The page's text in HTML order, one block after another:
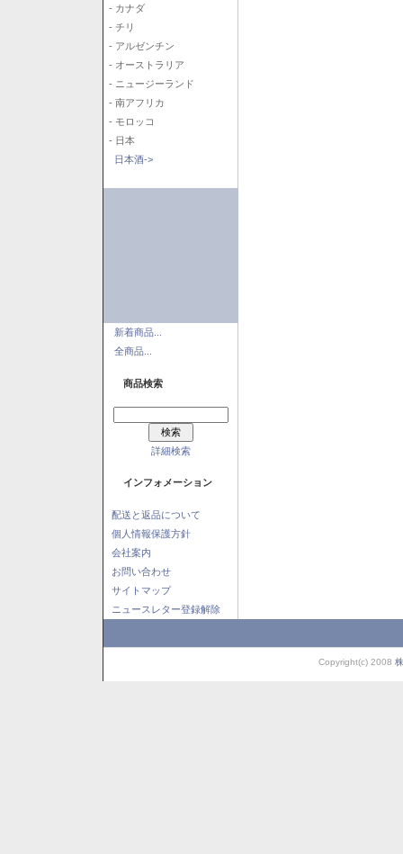
- カナダ
- チリ
- アルゼンチン
- オーストラリア
- ニュージーランド
- 南アフリカ
- モロッコ
- 日本
日本酒->
新着商品...
全商品...
商品検索
詳細検索
インフォメーション
配送と返品について
個人情報保護方針
会社案内
お問い合わせ
サイトマップ
ニュースレター登録解除
Copyright(c) 2008